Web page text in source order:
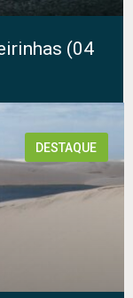
(04
DESTAQUE